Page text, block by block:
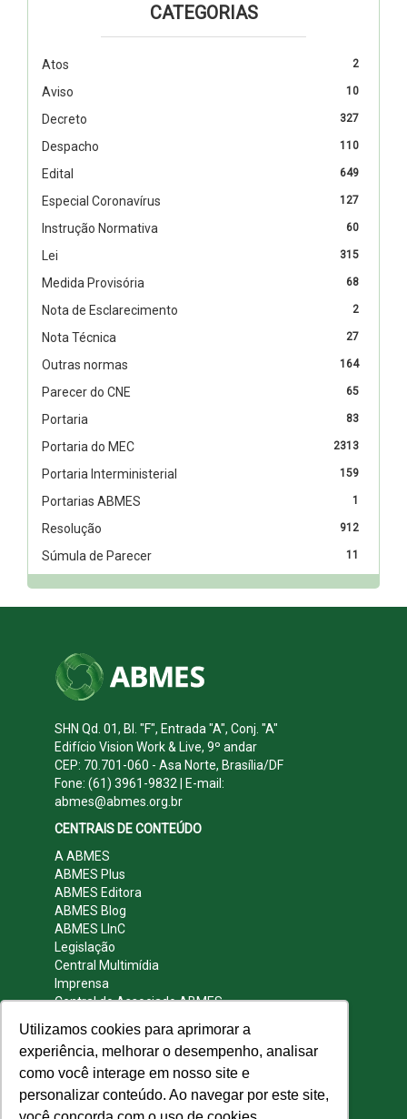
Utilizamos cookies para aprimorar a
experiência, melhorar o desempenho, analisar
como você interage em nosso site e
personalizar conteúdo. Ao navegar por este site,
CATEGORIAS
2
Atos
10
Aviso
327
Decreto
110
Despacho
649
Edital
127
Especial Coronavírus
60
Instrução Normativa
315
Lei
68
Medida Provisória
2
Nota de Esclarecimento
27
Nota Técnica
164
Outras normas
65
Parecer do CNE
83
Portaria
2313
Portaria do MEC
159
Portaria Interministerial
1
Portarias ABMES
912
Resolução
11
Súmula de Parecer
SHN Qd. 01, Bl. "F", Entrada "A", Conj. "A"
Edifício Vision Work & Live, 9º andar
CEP: 70.701-060 - Asa Norte, Brasília/DF
Fone: (61) 3961-9832 | E-mail:
abmes@abmes.org.br
CENTRAIS DE CONTEÚDO
A ABMES
ABMES Plus
ABMES Editora
ABMES Blog
ABMES LInC
Legislação
Central Multimídia
Imprensa
Central do Associado ABMES
REDES SOCIAIS